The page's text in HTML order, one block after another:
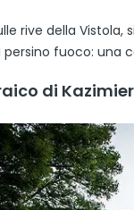
rive della
fuoco: una
di